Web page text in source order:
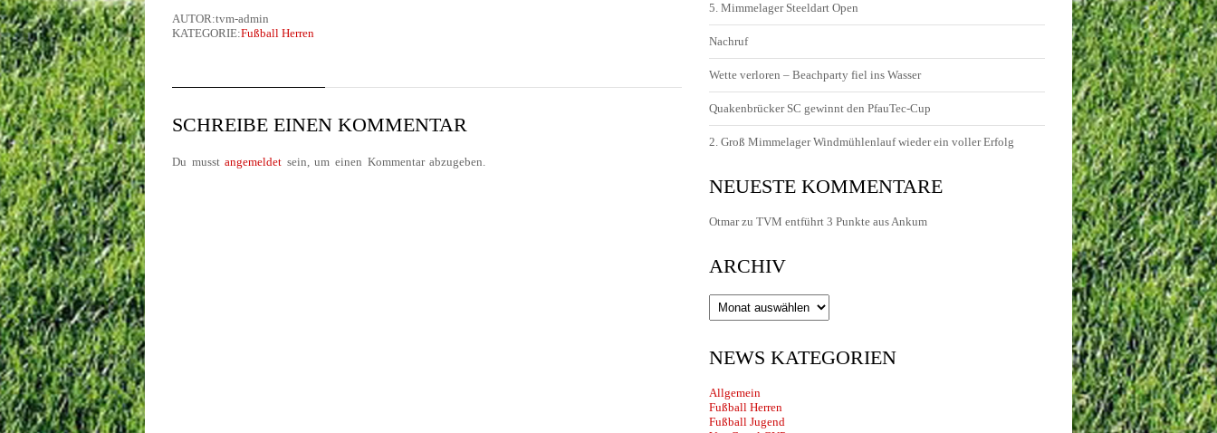
AUTOR:tvm-admin
KATEGORIE:Fußball Herren
SCHREIBE EINEN KOMMENTAR
Du musstangemeldet sein, um einen Kommentar abzugeben.
5. Mimmelager Steeldart Open
Nachruf
Wette verloren – Beachparty fiel ins Wasser
Quakenbrücker SC gewinnt den PfauTec-Cup
2. Groß Mimmelager Windmühlenlauf wieder ein voller Erfolg
NEUESTE KOMMENTARE
OtmarzuTVM entführt 3 Punkte aus Ankum
ARCHIV
Archiv
NEWS KATEGORIEN
Allgemein
Fußball Herren
Fußball Jugend